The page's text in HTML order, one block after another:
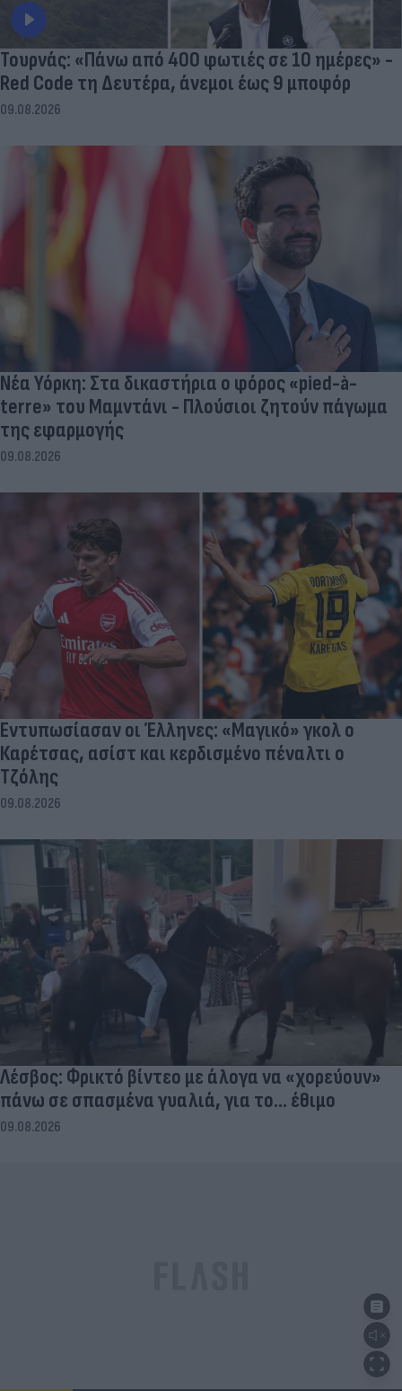
Τουρνάς: «Πάνω από 400 φωτιές σε 10 ημέρες» -
Red Code τη Δευτέρα, άνεμοι έως 9 μποφόρ
09.08.2026
Νέα Υόρκη: Στα δικαστήρια ο φόρος «pied-à-
terre» του Μαμντάνι - Πλούσιοι ζητούν πάγωμα
της εφαρμογής
09.08.2026
Εντυπωσίασαν οι Έλληνες: «Μαγικό» γκολ ο
Καρέτσας, ασίστ και κερδισμένο πέναλτι ο
Τζόλης
09.08.2026
Λέσβος: Φρικτό βίντεο με άλογα να «χορεύουν»
πάνω σε σπασμένα γυαλιά, για το... έθιμο
09.08.2026